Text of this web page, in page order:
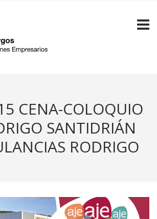
CENA-COLOQUIO
SANTIDRIÁN
RODRIGO